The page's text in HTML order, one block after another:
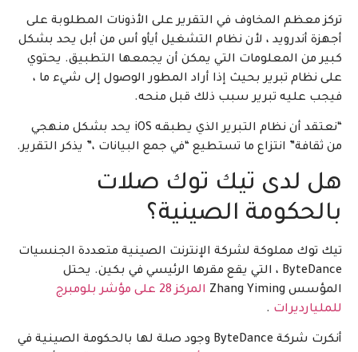
تركز معظم المخاوف في التقرير على الأذونات المطلوبة على
أجهزة أندرويد ، لأن نظام التشغيل أيأو أس من أبل يحد بشكل
كبير من المعلومات التي يمكن أن يجمعها التطبيق. يحتوي
على نظام تبرير بحيث إذا أراد المطور الوصول إلى شيء ما ،
فيجب عليه تبرير سبب ذلك قبل منحه.
“نعتقد أن نظام التبرير الذي يطبقه iOS يحد بشكل منهجي
من ثقافة” انتزاع ما تستطيع “في جمع البيانات ،” يذكر التقرير.
هل لدى تيك توك صلات
بالحكومة الصينية؟
تيك توك مملوكة لشركة الإنترنت الصينية متعددة الجنسيات
ByteDance ، التي يقع مقرها الرئيسي في بكين. يحتل
المؤسس Zhang Yiming
المركز 28 على مؤشر بلومبرج
للمليارديرات .
أنكرت شركة ByteDance وجود صلة لها بالحكومة الصينية في